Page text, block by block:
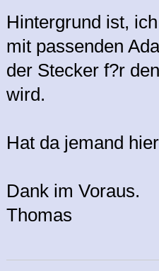
Hintergrund ist,
mit passenden
der Stecker f?r
wird.
Hat da jemand
Dank im Voraus.
Thomas